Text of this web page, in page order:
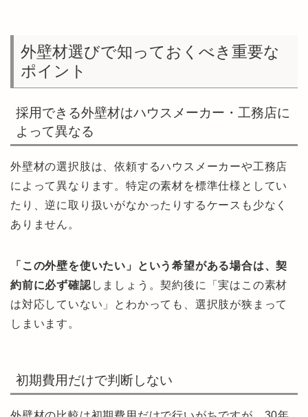
外壁材選びで知っておくべき重要な
ポイント
採用できる外壁材はハウスメーカー・工務店に
よって異なる
外壁材の選択肢は、依頼するハウスメーカーや工務店
によって異なります。特定の素材を標準仕様としてい
たり、逆に取り扱いがなかったりするケースも少なく
ありません。
「この外壁を使いたい」という希望がある場合は、契
約前に必ず確認 しましょう。契約後に「実はこの素材
は対応していない」とわかっても、選択肢が狭まって
しまいます。
初期費用だけで判断しない